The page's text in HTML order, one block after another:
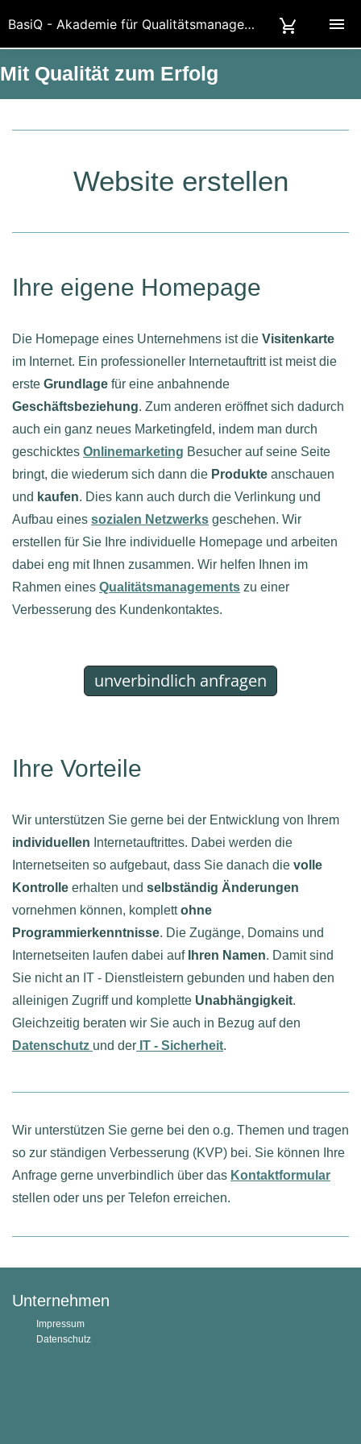
Mit Qualität zum Erfolg
Website erstellen
Ihre eigene Homepage
Die Homepage eines Unternehmens ist die Visitenkarte
im Internet. Ein professioneller Internetauftritt ist meist die
erste Grundlage für eine anbahnende
Geschäftsbeziehung. Zum anderen eröffnet sich dadurch
auch ein ganz neues Marketingfeld, indem man durch
geschicktes Onlinemarketing Besucher auf seine Seite
bringt, die wiederum sich dann die Produkte anschauen
und kaufen. Dies kann auch durch die Verlinkung und
Aufbau eines sozialen Netzwerks geschehen. Wir
erstellen für Sie Ihre individuelle Homepage und arbeiten
dabei eng mit Ihnen zusammen. Wir helfen Ihnen im
Rahmen eines Qualitätsmanagements zu einer
Verbesserung des Kundenkontaktes.
unverbindlich anfragen
Ihre Vorteile
Wir unterstützen Sie gerne bei der Entwicklung von Ihrem
individuellen Internetauftrittes. Dabei werden die
Internetseiten so aufgebaut, dass Sie danach die volle
Kontrolle erhalten und selbständig Änderungen
vornehmen können, komplettohne
Programmierkenntnisse. Die Zugänge, Domains und
Internetseiten laufen dabei auf Ihren Namen. Damit sind
Sie nicht an IT - Dienstleistern gebunden und haben den
alleinigen Zugriff und komplette Unabhängigkeit.
Gleichzeitig beraten wir Sie auch in Bezug auf den
Datenschutz und der IT - Sicherheit.
Wir unterstützen Sie gerne bei den o.g. Themen und tragen
so zur ständigen Verbesserung (KVP) bei. Sie können Ihre
Anfrage gerne unverbindlich über das Kontaktformular
stellen oder uns per Telefon erreichen.
Unternehmen
Impressum
Datenschutz
BasiQ - Akademie für Qualitätsmanagement und Datenschutz in Berlin